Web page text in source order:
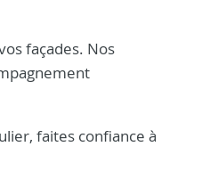
façades. Nos
faites confiance à